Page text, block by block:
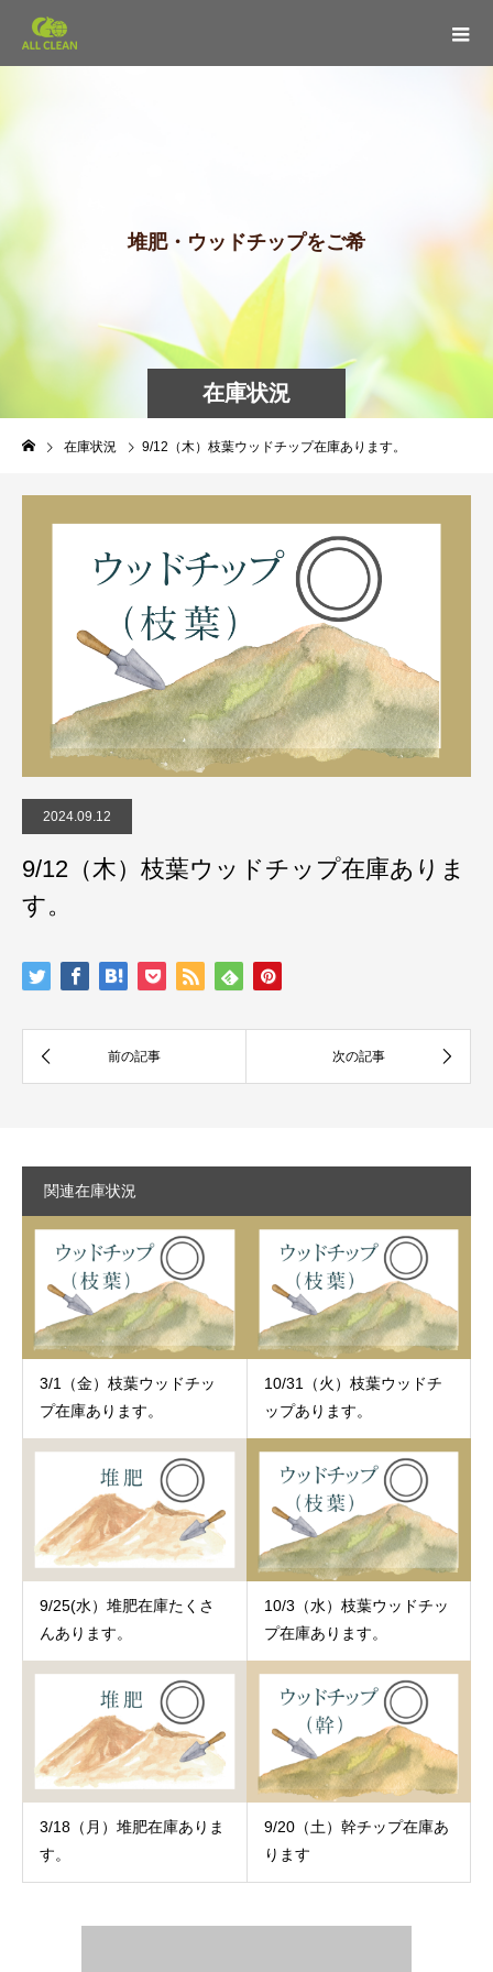
在庫状況
堆肥・ウ ッ ド チップをご希望
在庫状況 9/12（木）枝葉ウッドチップ在庫あります。
2024.09.12
9/12（木）枝葉ウッドチップ在庫ありま
す。
関連在庫状況
3/1（金）枝葉ウッドチッ
プ在庫あります。
10/31（火）枝葉ウッドチ
ップあります。
9/25(水）堆肥在庫たくさ
んあります。
10/3（水）枝葉ウッドチッ
プ在庫あります。
3/18（月）堆肥在庫ありま
す。
9/20（土）幹チップ在庫あ
ります